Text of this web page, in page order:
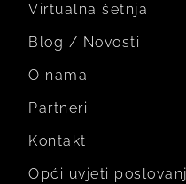
Virtualna šetnja
Blog / Novosti
O nama
Partneri
Kontakt
Opći uvjeti